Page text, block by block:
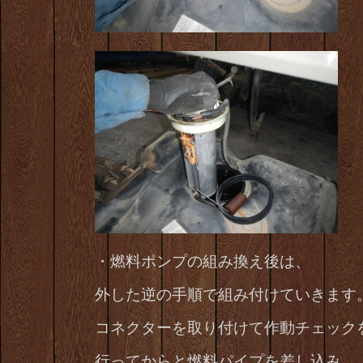
・燃料ポンプの組み換え後は、
外した逆の手順で組み付けていきます
コネクターを取り付けて作動チェック